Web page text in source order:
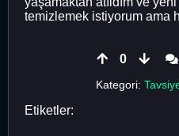
temizlemek istiyorum ama
0
Kategori:
Etiketler: